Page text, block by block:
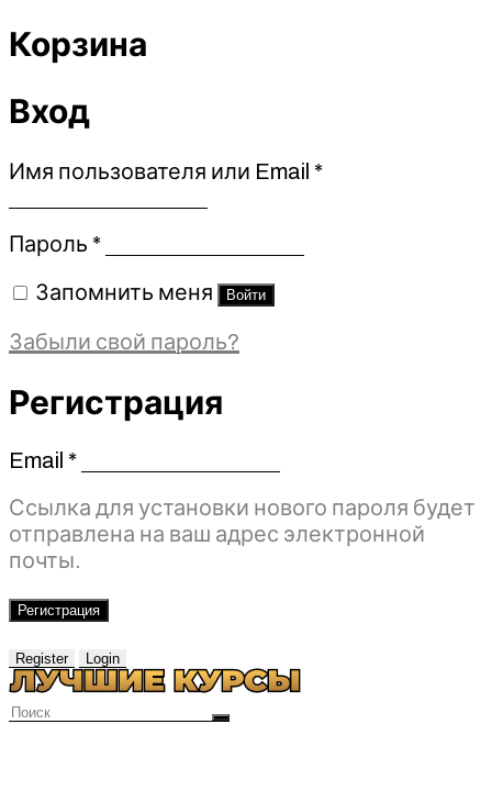
Корзина
Вход
Имя пользователя или Email *Обязательно
Пароль *Обязательно
Запомнить меня Войти
Забыли свой пароль?
Регистрация
Email *Обязательно
Ссылка для установки нового пароля будет
отправлена ​​на ваш адрес электронной
почты.
Регистрация
Register Login